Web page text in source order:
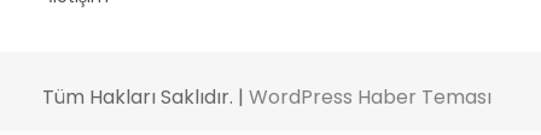
Tüm Hakları Saklıdır. | WordPress Haber Teması